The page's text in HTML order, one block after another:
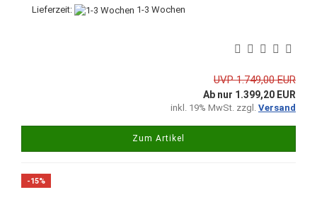
Lieferzeit: 1-3 Wochen
UVP 1.749,00 EUR
Ab nur 1.399,20 EUR
inkl. 19% MwSt. zzgl. Versand
Zum Artikel
-15%